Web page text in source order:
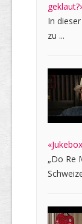
In
zu ...
„Do Re